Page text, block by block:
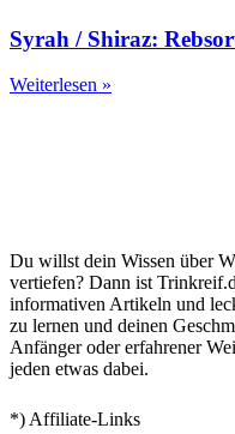
Syrah / Shiraz:
Weiterlesen »
Du willst dein Wissen über
vertiefen? Dann ist
informativen Artikeln und
zu lernen und deinen
Anfänger oder erfahrener
jeden etwas dabei.
*) Affiliate-Links